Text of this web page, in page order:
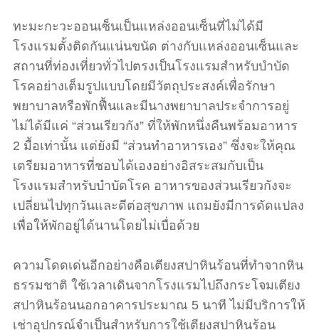
ทะมะกะวะออนเซ็นเป็นแหล่งออนเซ็นที่ไม่ได้มี
โรงแรมตั้งติดกันแน่นขนัด ต่างกับแหล่งออนเซ็นและ
สถานที่ท่องเที่ยวทั่วไปตรงเป็นโรงแรมสำหรับบำบัด
โรคอย่างเต็มรูปแบบโดยมีวัตถุประสงค์เพื่อรักษา
พยาบาลหรือพักฟื้นและมีนางพยาบาลประจำการอยู่
ไม่ได้มีแค่ “ส่วนเรียวกัง” ที่ให้พักหนึ่งคืนพร้อมอาหาร
2 มื้อเท่านั้น แต่ยังมี “ส่วนทำอาหารเอง” ซึ่งจะให้คุณ
เตรียมอาหารที่ชอบได้เองอย่างอิสระสมกับเป็น
โรงแรมสำหรับบำบัดโรค อาหารของส่วนเรียวกังจะ
เปลี่ยนไปทุกวันและดีต่อสุขภาพ แถมยังมีการดัดแปลง
เพื่อให้พักอยู่ได้นานโดยไม่เบื่อด้วย
ความโดดเด่นอีกอย่างคือเตียงสปาหินร้อนที่ทำจากหิน
ธรรมชาติ ใช้เวลาเดินจากโรงแรมไปถึงกระโจมเตียง
สปาหินร้อนนอกอาคารประมาณ 5 นาที ไม่มีบริการให้
เช่าอุปกรณ์จำเป็นสำหรับการใช้เตียงสปาหินร้อน